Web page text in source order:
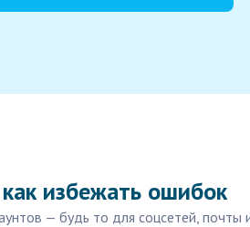
избежать ошибок
— будь то для соцсетей,